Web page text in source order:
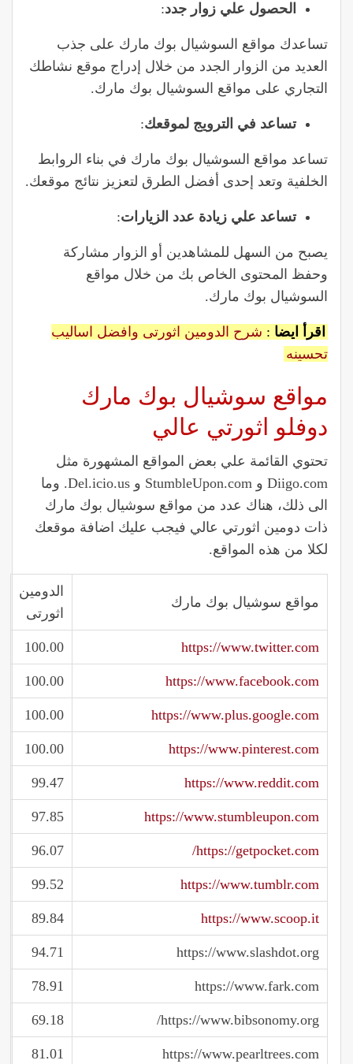
الحصول علي زوار جدد:
تساعدك مواقع السوشيال بوك مارك على جذب
العديد من الزوار الجدد من خلال إدراج موقع نشاطك
التجاري على مواقع السوشيال بوك مارك.
تساعد في الترويج لموقعك:
تساعد مواقع السوشيال بوك مارك في بناء الروابط
الخلفية وتعد إحدى أفضل الطرق لتعزيز نتائج موقعك.
تساعد علي زيادة عدد الزيارات:
يصبح من السهل للمشاهدين أو الزوار مشاركة
وحفظ المحتوى الخاص بك من خلال مواقع
السوشيال بوك مارك.
اقرأ ايضا : شرح الدومين اثورتى وافضل اساليب
تحسينه
مواقع سوشيال بوك مارك
دوفلو اثورتي عالي
تحتوي القائمة علي بعض المواقع المشهورة مثل
Diigo.com و StumbleUpon.com و Del.icio.us. وما
الى ذلك، هناك عدد من مواقع سوشيال بوك مارك
ذات دومين اثورتي عالي فيجب عليك اضافة موقعك
لكلا من هذه المواقع.
مواقع سوشيال بوك مارك
الدومين
اثورتى
https://www.twitter.com
100.00
https://www.facebook.com
100.00
https://www.plus.google.com
100.00
https://www.pinterest.com
100.00
https://www.reddit.com
99.47
https://www.stumbleupon.com
97.85
https://getpocket.com/
96.07
https://www.tumblr.com
99.52
https://www.scoop.it
89.84
https://www.slashdot.org
94.71
https://www.fark.com
78.91
https://www.bibsonomy.org/
69.18
https://www.pearltrees.com
81.01